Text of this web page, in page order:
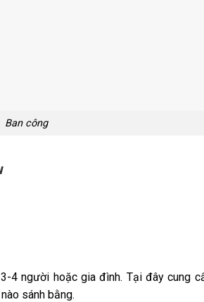
Ban công
4 người hoặc gia đình. Tại đây cung
sánh bằng.